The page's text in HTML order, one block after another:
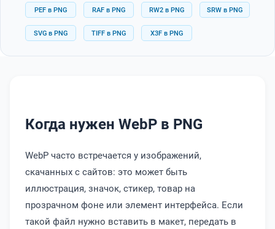
PEF в PNG RAF в PNG RW2 в PNG SRW в PNG
SVG в PNG TIFF в PNG X3F в PNG
Когда нужен WebP в PNG
WebP часто встречается у изображений,
скачанных с сайтов: это может быть
иллюстрация, значок, стикер, товар на
прозрачном фоне или элемент интерфейса. Если
такой файл нужно вставить в макет, передать в